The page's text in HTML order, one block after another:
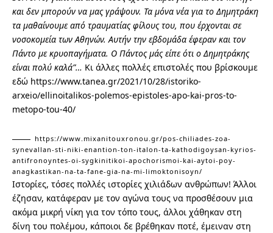
και δεν μπορούν να μας γράψουν. Τα μόνα νέα για το Δημητράκη
τα μαθαίνουμε από τραυματίας φίλους του, που έρχονται σε
νοσοκομεία των Αθηνών. Αυτήν την εβδομάδα έφεραν και τον
Πάντο με κρυοπαγήματα. Ο Πάντος μάς είπε ότι ο Δημητράκης
είναι πολύ καλά”… Κι άλλες πολλές επιστολές που βρίσκουμε
εδώ https://www.tanea.gr/2021/10/28/istoriko-
arxeio/ellinoitalikos-polemos-epistoles-apo-kai-pros-to-
metopo-tou-40/
https://www.mixanitouxronou.gr/pos-chiliades-zoa-
synevallan-sti-niki-enantion-ton-italon-ta-kathodigoysan-kyrios-
antifronoyntes-oi-sygkinitikoi-apochorismoi-kai-aytoi-poy-
anagkastikan-na-ta-fane-gia-na-mi-limoktonisoyn/
Ιστορίες, τόσες πολλές ιστορίες χιλιάδων ανθρώπων! Άλλοι
έζησαν, κατάφεραν με τον αγώνα τους να προσθέσουν μια
ακόμα μικρή νίκη για τον τόπο τους, άλλοι χάθηκαν στη
δίνη του πολέμου, κάποιοι δε βρέθηκαν ποτέ, έμειναν στη